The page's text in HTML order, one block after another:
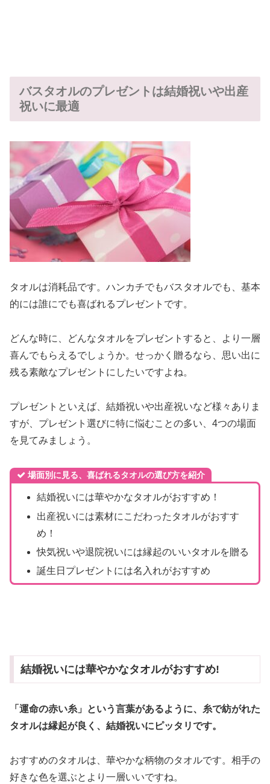
バスタオルのプレゼントは結婚祝いや出産
祝いに最適
タオルは消耗品です。ハンカチでもバスタオルでも、基本
的には誰にでも喜ばれるプレゼントです。
どんな時に、どんなタオルをプレゼントすると、より一層
喜んでもらえるでしょうか。せっかく贈るなら、思い出に
残る素敵なプレゼントにしたいですよね。
プレゼントといえば、結婚祝いや出産祝いなど様々ありま
すが、プレゼント選びに特に悩むことの多い、4つの場面
を見てみましょう。
場面別に見る、喜ばれるタオルの選び方を紹介
結婚祝いには華やかなタオルがおすすめ！
出産祝いには素材にこだわったタオルがおすす
め！
快気祝いや退院祝いには縁起のいいタオルを贈る
誕生日プレゼントには名入れがおすすめ
結婚祝いには華やかなタオルがおすすめ!
「運命の赤い糸」という言葉があるように、糸で紡がれた
タオルは縁起が良く、結婚祝いにピッタリです。
おすすめのタオルは、華やかな柄物のタオルです。相手の
好きな色を選ぶとより一層いいですね。